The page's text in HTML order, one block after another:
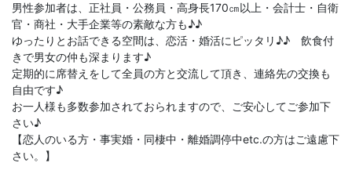
男性参加者は、正社員・公務員・高身長170㎝以上・会計士・自衛
官・商社・大手企業等の素敵な方も♪♪
ゆったりとお話できる空間は、恋活・婚活にピッタリ♪♪ 飲食付
きで男女の仲も深まります♪
定期的に席替えをして全員の方と交流して頂き、連絡先の交換も
自由です♪
お一人様も多数参加されておられますので、ご安心してご参加下
さい♪
【恋人のいる方・事実婚・同棲中・離婚調停中etc.の方はご遠慮下
さい。】